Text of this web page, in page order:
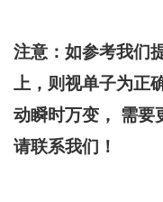
注意：如参考我们
上，则视单子为正
动瞬时万变， 需要
请联系我们！